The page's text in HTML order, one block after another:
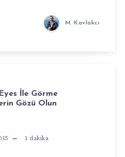
M. Kavlakcı
İle Görme
Gözü Olun
1 dakika